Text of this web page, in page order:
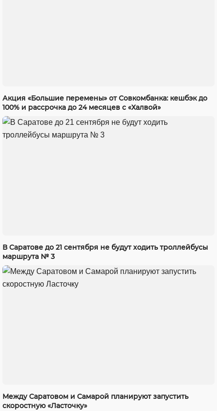
Акция «Большие перемены» от Совкомбанка: кешбэк до
100% и рассрочка до 24 месяцев с «Халвой»
В Саратове до 21 сентября не будут ходить троллейбусы
маршрута № 3
Между Саратовом и Самарой планируют запустить
скоростную «Ласточку»